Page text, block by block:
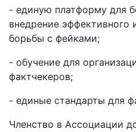
- единую платформу для
внедрение эффективного
борьбы с фейками;
- обучение для
фактчекеров;
- единые стандарты для
Членство в Ассоциации